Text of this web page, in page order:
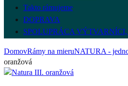
Takto rámujeme
DOPRAVA
SPOLUPRÁCA
DomovRámy na mieruNATURA -
oranžová